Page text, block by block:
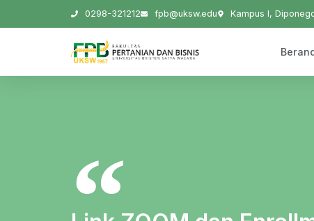
0298-321212 fpb@uksw.edu Kampus I,